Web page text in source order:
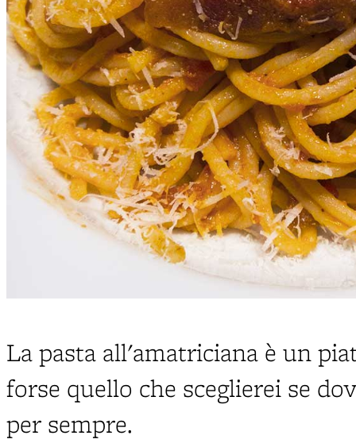
La pasta all'amatriciana è un
forse quello che sceglierei se
per sempre.